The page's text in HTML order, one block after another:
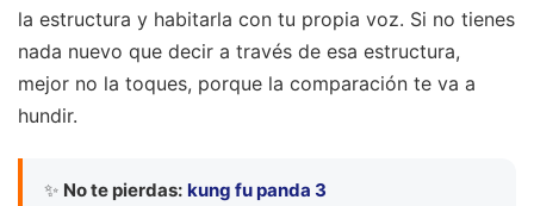
la estructura y habitarla con tu propia voz. Si no tienes
nada nuevo que decir a través de esa estructura,
mejor no la toques, porque la comparación te va a
hundir.
✨ No te pierdas: kung fu panda 3